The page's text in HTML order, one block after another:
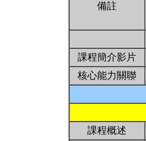
備註
課程簡介影片
核心能力關聯
課程概述